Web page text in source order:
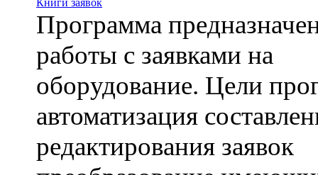
Программа
работы с заявками на
оборудование. Цели
автоматизация
редактирования заявок